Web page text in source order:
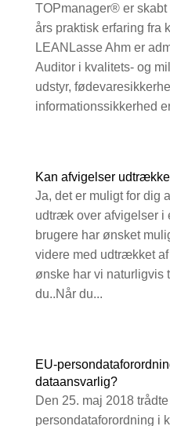
TOPmanager® er
års praktisk erfaring fra
LEANLasse Ahm er
Auditor i kvalitets- og
udstyr,
informationssikkerhed
Kan afvigelser
Ja, det er muligt for dig
udtræk over afvigelser i
brugere har ønsket
videre med udtrækket
ønske har vi naturligvis
du..Når du...
EU-
dataansvarlig?
Den 25. maj 2018
persondataforordning i